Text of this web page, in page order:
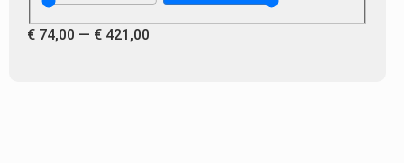
€ 74,00 — € 421,00